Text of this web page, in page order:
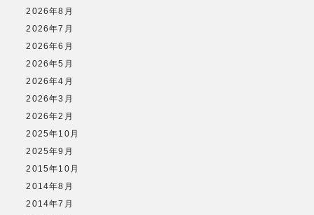
2026年8月
2026年7月
2026年6月
2026年5月
2026年4月
2026年3月
2026年2月
2025年10月
2025年9月
2015年10月
2014年8月
2014年7月